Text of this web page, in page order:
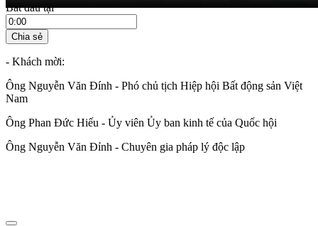
Bắt đầu tại
Chia sẻ
- Khách mời:
Ông Nguyễn Văn Đính - Phó chủ tịch Hiệp hội Bất động sản Việt
Nam
Ông Phan Đức Hiếu - Ủy viên Ủy ban kinh tế của Quốc hội
Ông Nguyễn Văn Đỉnh - Chuyên gia pháp lý độc lập